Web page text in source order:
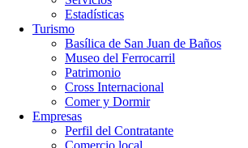
Estadísticas
Turismo
Basílica de San Juan de Baños
Museo del Ferrocarril
Patrimonio
Cross Internacional
Comer y Dormir
Empresas
Perfil del Contratante
Comercio local